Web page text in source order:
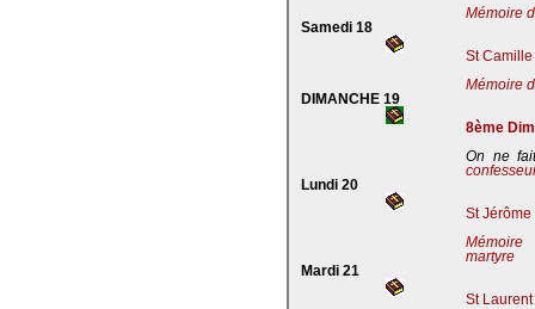
Mémoire
Samedi 18
St
Mémoire
DIMANCHE 19
8ème
On ne
Lundi 20
St
Mémoire
martyre
Mardi 21
St